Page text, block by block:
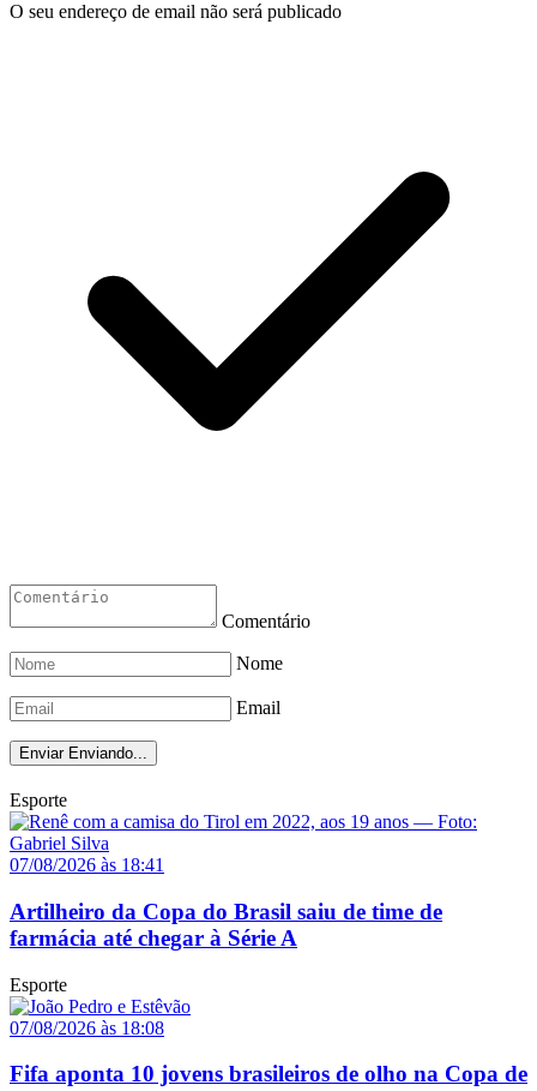
O seu endereço de email não será publicado
Comentário
Nome
Email
Enviar Enviando...
Esporte
07/08/2026 às 18:41
Artilheiro da Copa do Brasil saiu de time de
farmácia até chegar à Série A
Esporte
07/08/2026 às 18:08
Fifa aponta 10 jovens brasileiros de olho na Copa de